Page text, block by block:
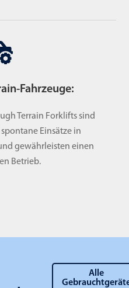
Fahrzeuge:
Terrain Forklifts sind
Einsätze in
gewährleisten einen
Betrieb.
Alle